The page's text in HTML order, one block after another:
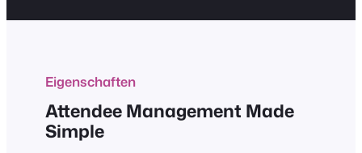
Eigenschaften
Attendee Management Made
Simple